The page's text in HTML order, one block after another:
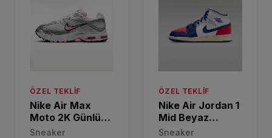
ÖZEL TEKLIF
Nike Air Max
Moto 2K Günlük
Spor Ayakkabı
Sneaker
ÖZEL TEKLIF
Nike Air Jordan 1
Mid Beyaz
Günlük Sneaker
Sneaker